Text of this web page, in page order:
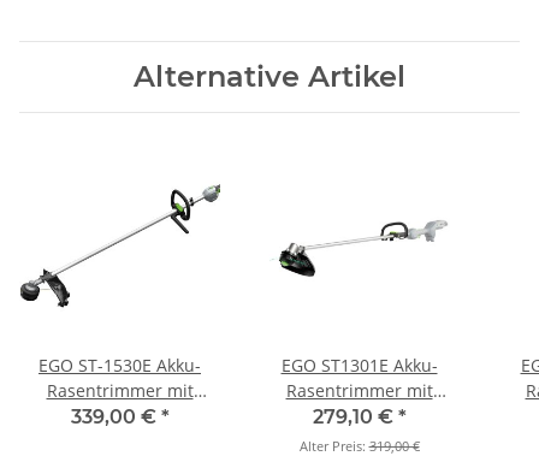
Alternative Artikel
EGO ST-1530E Akku-
Rasentrimmer mit
Rundgriff (Grundgerät)
339,00 € *
EGO ST1301E Akku-
Rasentrimmer mit
Rundgriff Set inkl.2,5 Ah
Akku und
279,10 € *
Alter Preis:319,00 €